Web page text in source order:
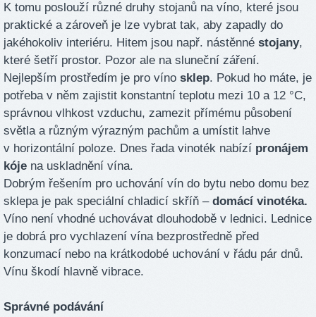
K tomu poslouží různé druhy stojanů na víno, které jsou
praktické a zároveň je lze vybrat tak, aby zapadly do
jakéhokoliv interiéru. Hitem jsou např. nástěnné stojany,
které šetří prostor. Pozor ale na sluneční záření.
Nejlepším prostředím je pro víno sklep. Pokud ho máte, je
potřeba v něm zajistit konstantní teplotu mezi 10 a 12 °C,
správnou vlhkost vzduchu, zamezit přímému působení
světla a různým výrazným pachům a umístit lahve
v horizontální poloze. Dnes řada vinoték nabízí pronájem
kóje na uskladnění vína.
Dobrým řešením pro uchování vín do bytu nebo domu bez
sklepa je pak speciální chladicí skříň – domácí vinotéka.
Víno není vhodné uchovávat dlouhodobě v lednici. Lednice
je dobrá pro vychlazení vína bezprostředně před
konzumací nebo na krátkodobé uchování v řádu pár dnů.
Vínu škodí hlavně vibrace.
Správné podávání